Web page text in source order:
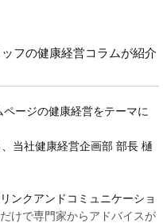
フの健康経営コラムが紹介
ージの健康経営をテーマに
当社健康経営企画部 部長 樋
ンクアンドコミュニケーショ
けで専門家からアドバイスが